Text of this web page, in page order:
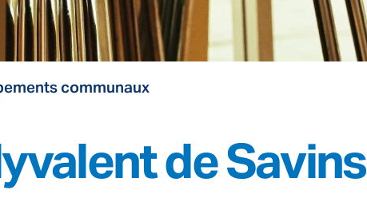
communaux
de Savins